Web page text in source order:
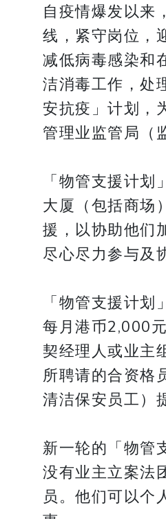
自疫情爆发以来
线，紧守岗位，
减低病毒感染和
洁消毒工作，处
安抗疫」计划，
管理业监管局（
「物管支援计
大厦（包括商场
援，以协助他们
尽心尽力参与及
「物管支援计
每月港币2,000
契经理人或业主
所聘请的合资格
清洁保安员工）
新一轮的「物管
没有业主立案法
员。他们可以个